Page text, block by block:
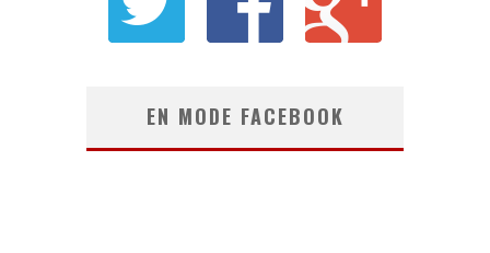
EN MODE FACEBOOK